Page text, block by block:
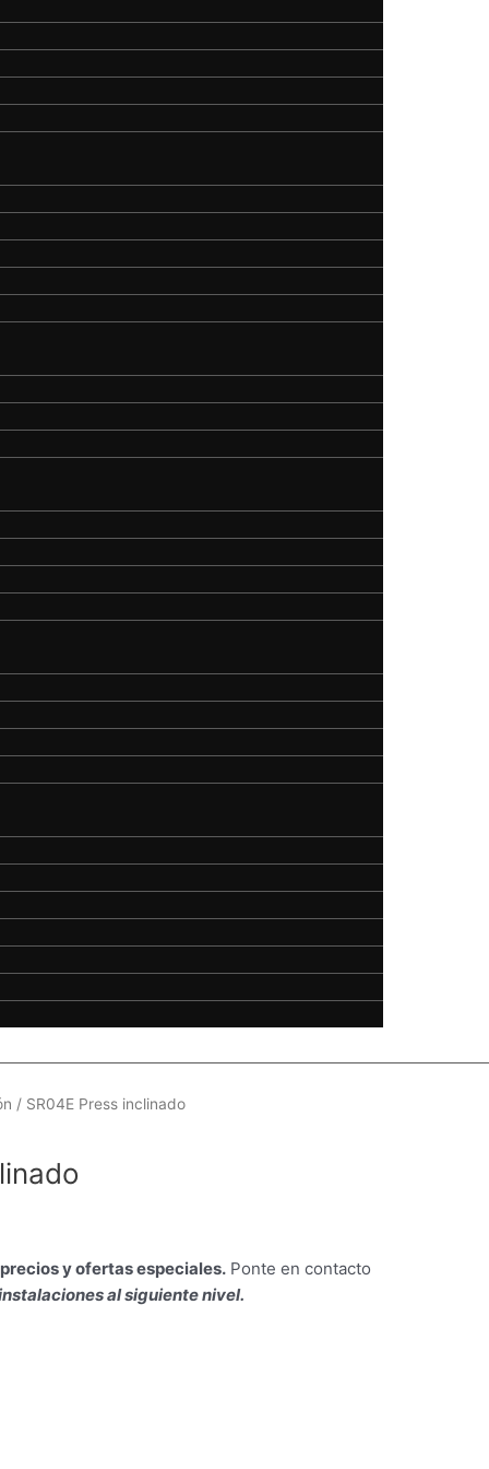
/ SR04E Press inclinado
precios y ofertas especiales. Ponte en contacto
al siguiente nivel.